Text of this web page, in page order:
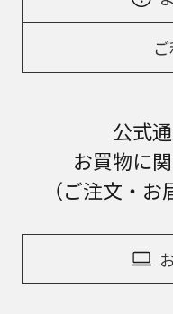
公式
お買物に
（ご注文・